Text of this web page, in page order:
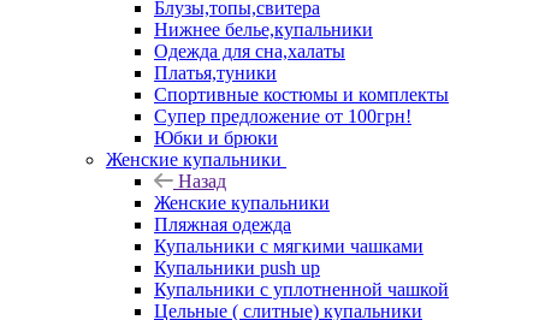
Блузы,топы,свитера
Нижнее белье,купальники
Одежда для сна,халаты
Платья,туники
Спортивные костюмы и комплекты
Супер предложение от 100грн!
Юбки и брюки
Женские купальники
Назад
Женские купальники
Пляжная одежда
Купальники с мягкими чашками
Купальники push up
Купальники с уплотненной чашкой
Цельные ( слитные) купальники